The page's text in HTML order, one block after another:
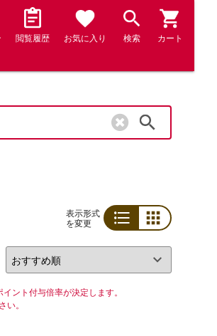
閲覧履歴 お気に入り 検索 カート
表示形式
を変更
ント付与倍率が決定します。
い。